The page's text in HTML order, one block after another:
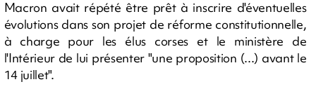
Macron avait répété être prêt à inscrire d'éventuelles
évolutions dans son projet de réforme constitutionnelle,
à charge pour les élus corses et le ministère de
l'Intérieur de lui présenter "une proposition (...) avant le
14 juillet".